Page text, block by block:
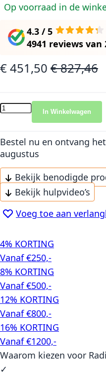
Op voorraad in de
4.3 / 5
4941 reviews van
Speciale prijs
€ 451,50 Normale prijs
€ 827,46
In Winkelwagen
Bestel nu en ontvang het
augustus
Bekijk benodigde
Bekijk hulpvideo’s
Voeg toe aan
4% KORTING
Vanaf €250,-
8% KORTING
Vanaf €500,-
12% KORTING
Vanaf €800,-
16% KORTING
Vanaf €1200,-
Waarom kiezen voor
✓